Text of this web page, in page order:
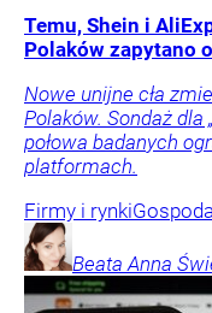
Temu, Shein i
Polaków zapytano
Nowe unijne cła
Polaków. Sondaż dla
połowa badanych
platformach.
Firmy i rynki
Beata Anna